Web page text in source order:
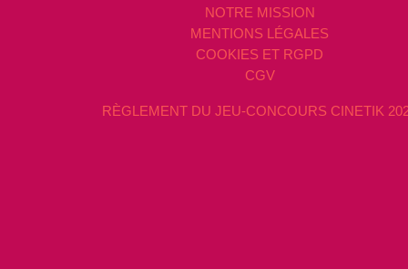
NOTRE MISSION
MENTIONS LÉGALES
COOKIES ET RGPD
CGV
RÈGLEMENT DU JEU-CONCOURS CINETIK